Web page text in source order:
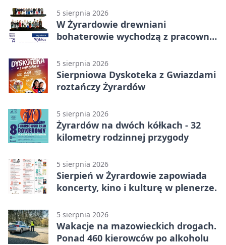
5 sierpnia 2026
W Żyrardowie drewniani
bohaterowie wychodzą z pracowni
5 sierpnia 2026
Sierpniowa Dyskoteka z Gwiazdami
roztańczy Żyrardów
5 sierpnia 2026
Żyrardów na dwóch kółkach - 32
kilometry rodzinnej przygody
5 sierpnia 2026
Sierpień w Żyrardowie zapowiada
koncerty, kino i kulturę w plenerze.
5 sierpnia 2026
Wakacje na mazowieckich drogach.
Ponad 460 kierowców po alkoholu